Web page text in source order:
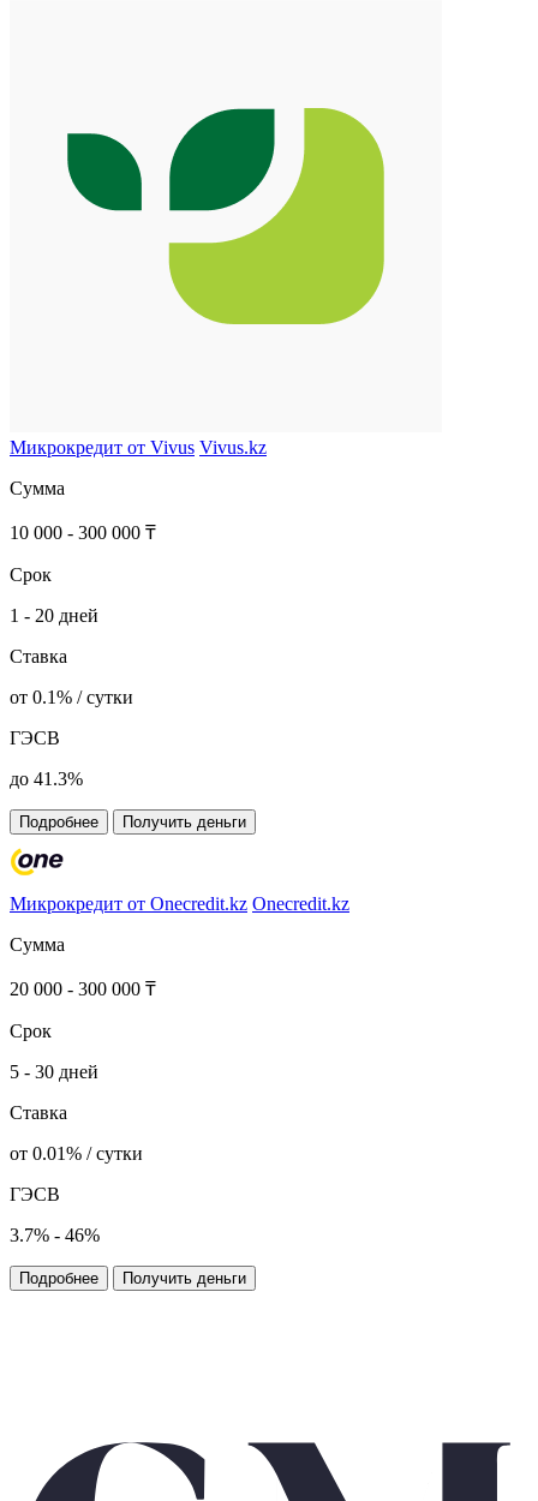
Микрокредит от Vivus Vivus.kz
Сумма
10 000 - 300 000 ₸
Срок
1 - 20 дней
Ставка
от 0.1% / сутки
ГЭСВ
до 41.3%
Подробнее Получить деньги
Микрокредит от Onecredit.kz Onecredit.kz
Сумма
20 000 - 300 000 ₸
Срок
5 - 30 дней
Ставка
от 0.01% / сутки
ГЭСВ
3.7% - 46%
Подробнее Получить деньги